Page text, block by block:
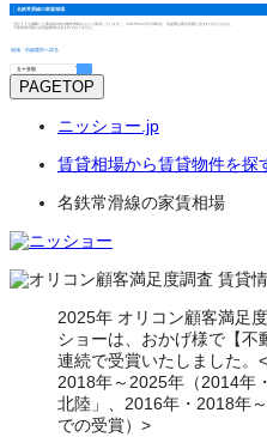
名鉄常滑線の家賃相場
当サイトで掲載した築3年以内の物件情報をもとに算出しています。（2025年12月1日時点） 共益費は表示金額に含まれておりません。
※家賃表示額には共益費等は含まれておりません。
地域・沿線選択へ戻る
PAGETOP
ニッショー.jp
賃貸相場から賃貸物件を探
名鉄常滑線の家賃相場
2025年 オリコン顧客満足
ショーは、おかげ様で【
連続で受賞いたしました。
2018年～2025年（2014年
北陸」、2016年・2018年
での受賞）>